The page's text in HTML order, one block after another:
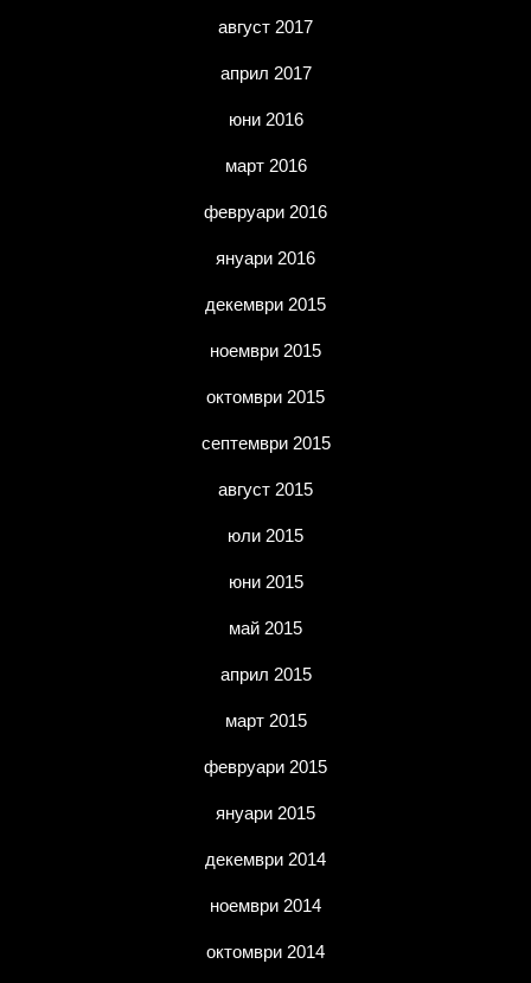
август 2017
април 2017
юни 2016
март 2016
февруари 2016
януари 2016
декември 2015
ноември 2015
октомври 2015
септември 2015
август 2015
юли 2015
юни 2015
май 2015
април 2015
март 2015
февруари 2015
януари 2015
декември 2014
ноември 2014
октомври 2014